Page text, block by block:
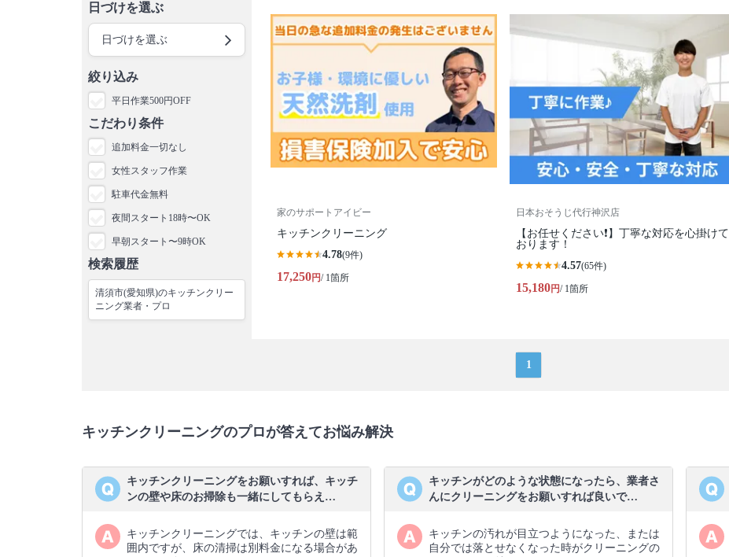
日づけを選ぶ
日づけを選ぶ
絞り込み
平日作業500円OFF
こだわり条件
追加料金一切なし
女性スタッフ作業
駐車代金無料
夜間スタート18時〜OK
早朝スタート〜9時OK
検索履歴
清須市(愛知県)のキッチンクリー
ニング業者・プロ
家のサポートアイビー
キッチンクリーニング
4.78(9件)
17,250円/ 1箇所
日本おそうじ代行神沢店
【お任せください❗️】丁寧な対応を心掛けて
おります！
4.57(65件)
15,180円/ 1箇所
1
キッチンクリーニングのプロが答えてお悩み解決
キッチンクリーニングをお願いすれば、キッチ
ンの壁や床のお掃除も一緒にしてもらえ…
キッチンクリーニングでは、キッチンの壁は範
囲内ですが、床の清掃は別料金になる場合があ
キッチンがどのような状態になったら、業者さ
んにクリーニングをお願いすれば良いで…
キッチンの汚れが目立つようになった、または
自分では落とせなくなった時がクリーニングの